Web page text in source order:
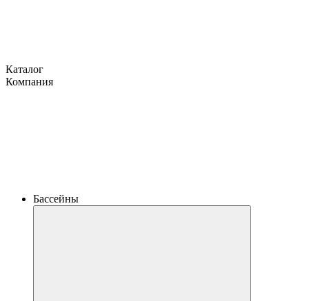
Каталог
Компания
Бассейны